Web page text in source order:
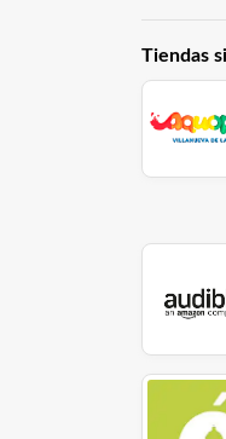
Tiendas